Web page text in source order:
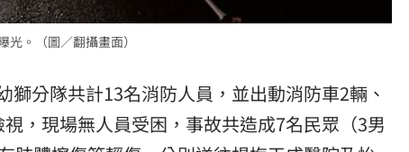
。（圖／翻攝畫面）
分隊共計13名消防人員，並出動消防車2輛、
，現場無人員受困，事故共造成7名民眾（3男